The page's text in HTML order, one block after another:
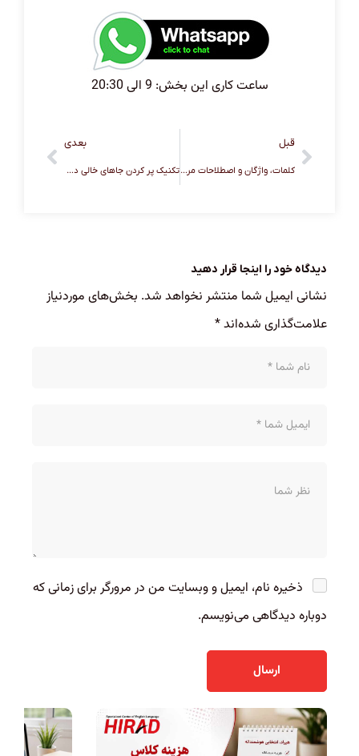
ساعت کاری این بخش: 9 الی 20:30
قبل
کلمات، واژگان و اصطلاحات مرتبط با کلمه تهدید که در مکالمه و آیلتس پر کاربرده.
بعدی
تکنیک پر کردن جاهای خالی در ریدینگ آیلتس (IELTS READING)
دیدگاه خود را اینجا قرار دهید
نشانی ایمیل شما منتشر نخواهد شد. بخش‌های موردنیاز
علامت‌گذاری شده‌اند*
ذخیره نام، ایمیل و وبسایت من در مرورگر برای زمانی که
دوباره دیدگاهی می‌نویسم.